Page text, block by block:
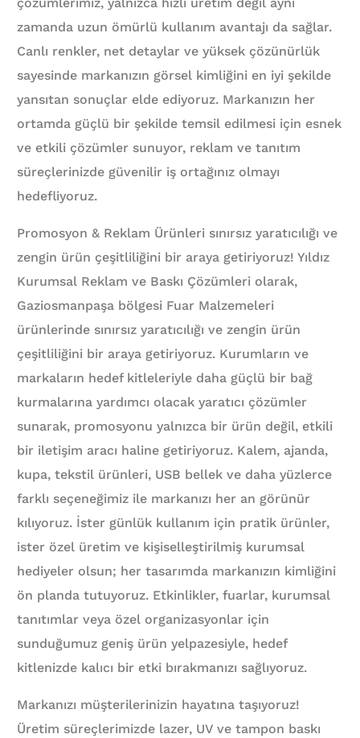
çözümlerimiz, yalnızca hızlı üretim değil aynı
zamanda uzun ömürlü kullanım avantajı da sağlar.
Canlı renkler, net detaylar ve yüksek çözünürlük
sayesinde markanızın görsel kimliğini en iyi şekilde
yansıtan sonuçlar elde ediyoruz. Markanızın her
ortamda güçlü bir şekilde temsil edilmesi için esnek
ve etkili çözümler sunuyor, reklam ve tanıtım
süreçlerinizde güvenilir iş ortağınız olmayı
hedefliyoruz.
Promosyon & Reklam Ürünleri sınırsız yaratıcılığı ve
zengin ürün çeşitliliğini bir araya getiriyoruz! Yıldız
Kurumsal Reklam ve Baskı Çözümleri olarak,
Gaziosmanpaşa bölgesi Fuar Malzemeleri
ürünlerinde sınırsız yaratıcılığı ve zengin ürün
çeşitliliğini bir araya getiriyoruz. Kurumların ve
markaların hedef kitleleriyle daha güçlü bir bağ
kurmalarına yardımcı olacak yaratıcı çözümler
sunarak, promosyonu yalnızca bir ürün değil, etkili
bir iletişim aracı haline getiriyoruz. Kalem, ajanda,
kupa, tekstil ürünleri, USB bellek ve daha yüzlerce
farklı seçeneğimiz ile markanızı her an görünür
kılıyoruz. İster günlük kullanım için pratik ürünler,
ister özel üretim ve kişiselleştirilmiş kurumsal
hediyeler olsun; her tasarımda markanızın kimliğini
ön planda tutuyoruz. Etkinlikler, fuarlar, kurumsal
tanıtımlar veya özel organizasyonlar için
sunduğumuz geniş ürün yelpazesiyle, hedef
kitlenizde kalıcı bir etki bırakmanızı sağlıyoruz.
Markanızı müşterilerinizin hayatına taşıyoruz!
Üretim süreçlerimizde lazer, UV ve tampon baskı